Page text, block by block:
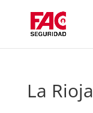
La Rioja